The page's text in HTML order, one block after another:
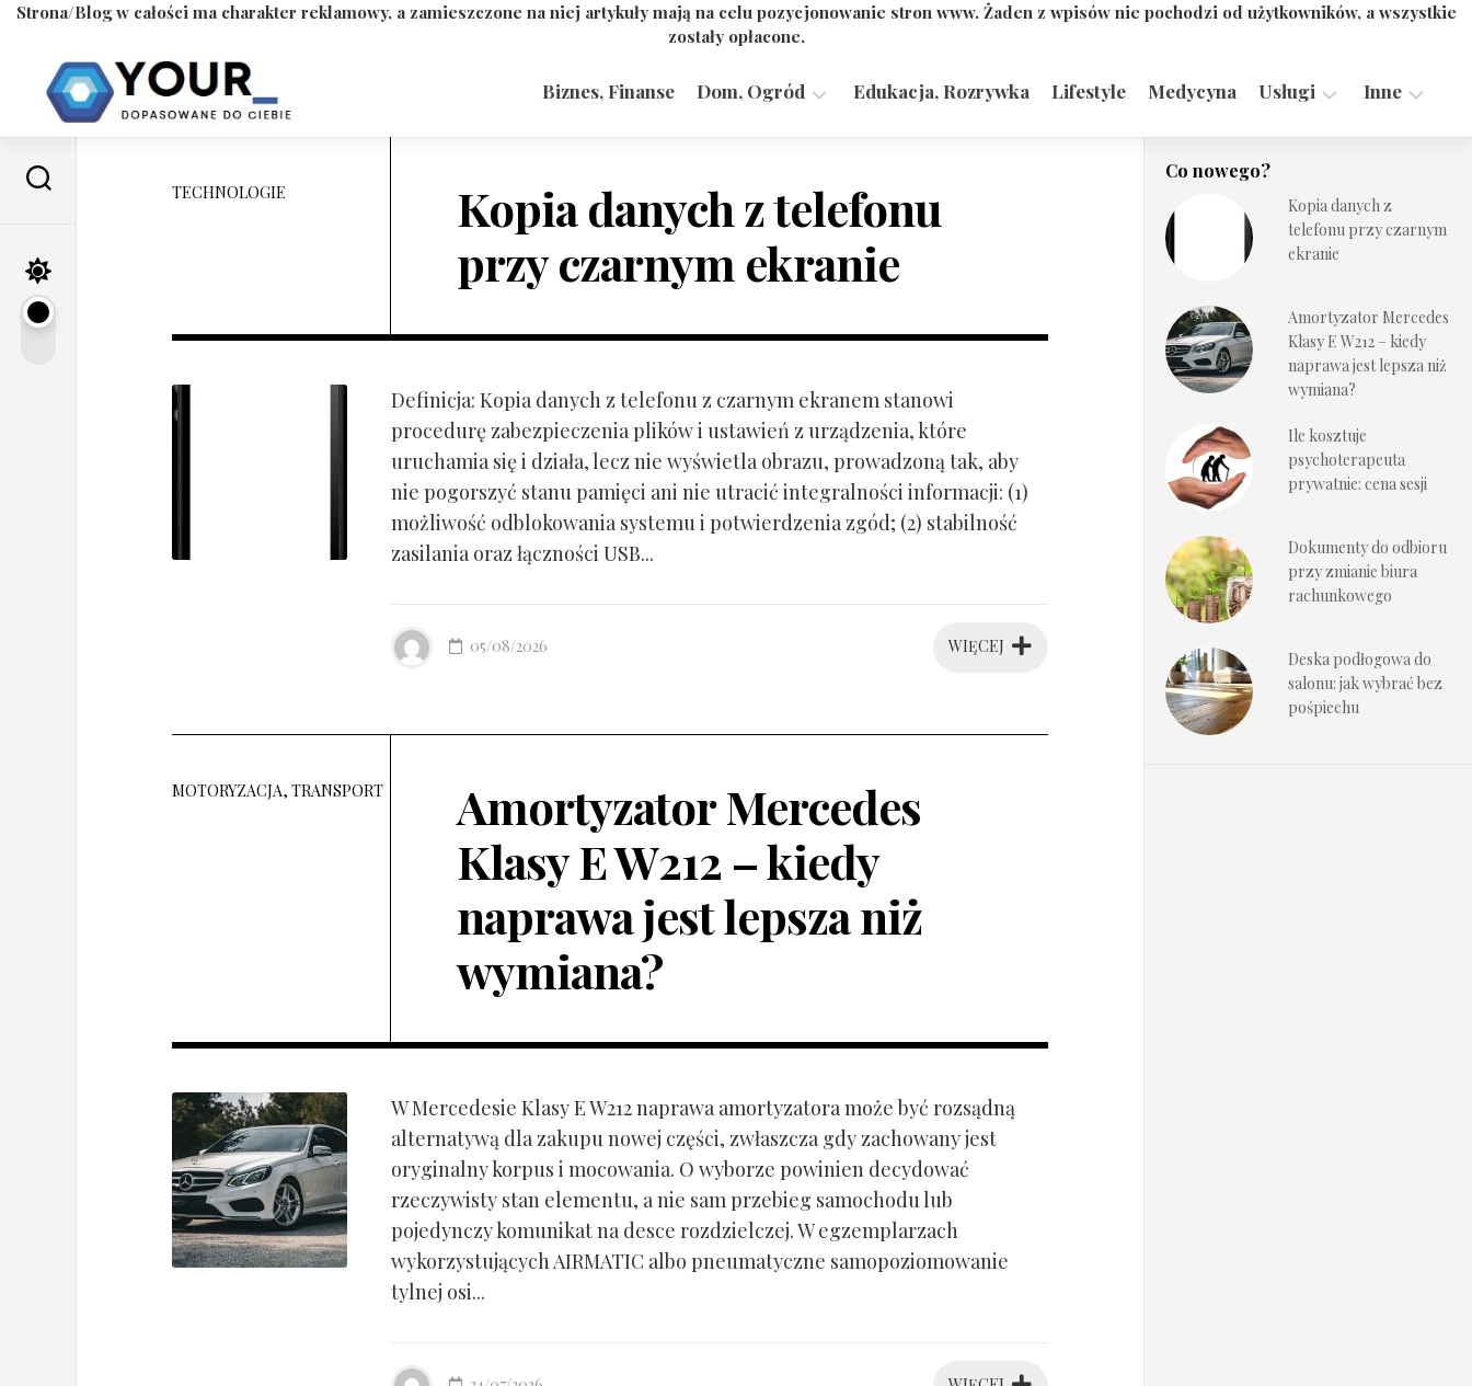
Strona/Blog w całości ma charakter reklamowy, a zamieszczone na niej artykuły mają na celu pozycjonowanie stron www. Żaden z wpisów nie pochodzi od użytkowników, a wszystkie
zostały opłacone.
content
Biznes, Finanse Dom, Ogród Edukacja, Rozrywka Lifestyle Medycyna Usługi
Technologie
Inne
TECHNOLOGIE
Kopia danych z telefonu
przy czarnym ekranie
Definicja: Kopia danych z telefonu z czarnym ekranem stanowi
procedurę zabezpieczenia plików i ustawień z urządzenia, które
uruchamia się i działa, lecz nie wyświetla obrazu, prowadzoną tak, aby
nie pogorszyć stanu pamięci ani nie utracić integralności informacji: (1)
możliwość odblokowania systemu i potwierdzenia zgód; (2) stabilność
zasilania oraz łączności USB...
WIĘCEJ
05/08/2026
MOTORYZACJA, TRANSPORT
Amortyzator Mercedes
Klasy E W212 – kiedy
naprawa jest lepsza niż
wymiana?
W Mercedesie Klasy E W212 naprawa amortyzatora może być rozsądną
alternatywą dla zakupu nowej części, zwłaszcza gdy zachowany jest
oryginalny korpus i mocowania. O wyborze powinien decydować
rzeczywisty stan elementu, a nie sam przebieg samochodu lub
pojedynczy komunikat na desce rozdzielczej. W egzemplarzach
wykorzystujących AIRMATIC albo pneumatyczne samopoziomowanie
tylnej osi...
Co nowego?
Kopia danych z
telefonu przy czarnym
ekranie
Amortyzator Mercedes
Klasy E W212 – kiedy
naprawa jest lepsza niż
wymiana?
Ile kosztuje
psychoterapeuta
prywatnie: cena sesji
Dokumenty do odbioru
przy zmianie biura
rachunkowego
Deska podłogowa do
salonu: jak wybrać bez
pośpiechu